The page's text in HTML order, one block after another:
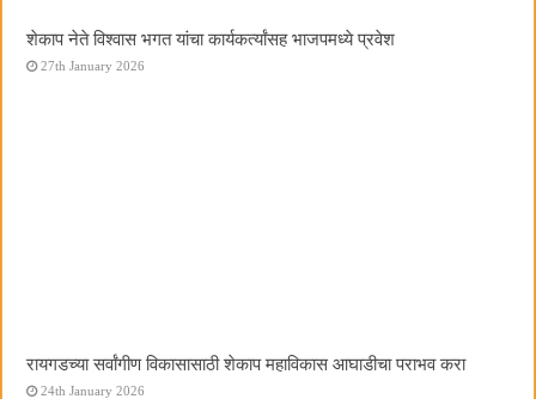
शेकाप नेते विश्वास भगत यांचा कार्यकर्त्यांसह भाजपमध्ये प्रवेश
27th January 2026
रायगडच्या सर्वांगीण विकासासाठी शेकाप महाविकास आघाडीचा पराभव करा
24th January 2026